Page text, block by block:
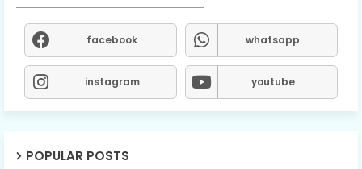
facebook whatsapp
instagram youtube
POPULAR POSTS